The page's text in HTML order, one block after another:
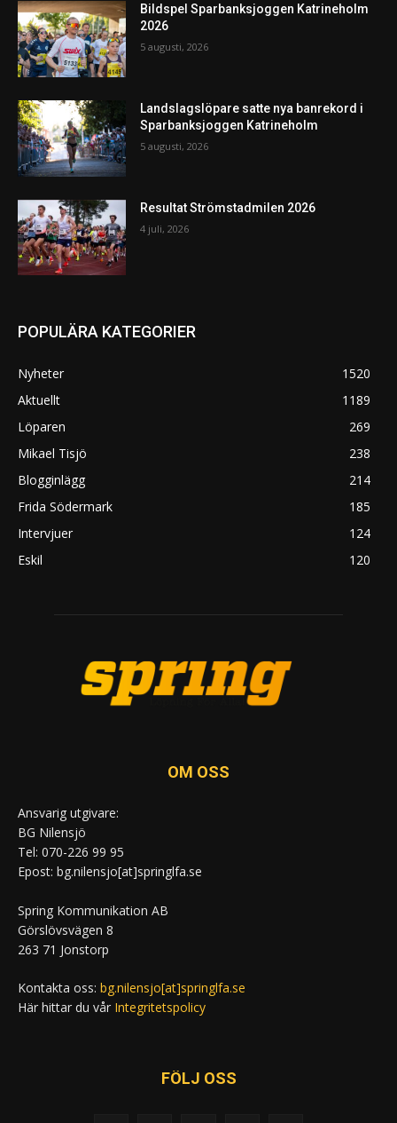
Bildspel Sparbanksjoggen Katrineholm
2026
5 augusti, 2026
Landslagslöpare satte nya banrekord i
Sparbanksjoggen Katrineholm
5 augusti, 2026
Resultat Strömstadmilen 2026
4 juli, 2026
POPULÄRA KATEGORIER
Nyheter
1520
Aktuellt
1189
Löparen
269
Mikael Tisjö
238
Blogginlägg
214
Frida Södermark
185
Intervjuer
124
Eskil
120
OM OSS
Ansvarig utgivare:
BG Nilensjö
Tel: 070-226 99 95
Epost: bg.nilensjo[at]springlfa.se
Spring Kommunikation AB
Görslövsvägen 8
263 71 Jonstorp
Kontakta oss: bg.nilensjo[at]springlfa.se
Här hittar du vår Integritetspolicy
FÖLJ OSS